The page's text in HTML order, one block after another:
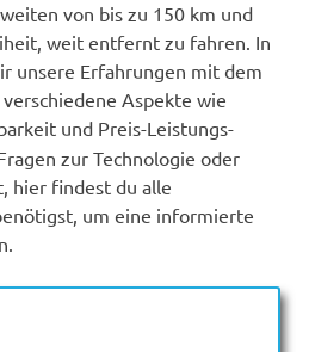
von bis zu 150 km und
weit entfernt zu fahren. In
unsere Erfahrungen mit dem
Aspekte wie
und Preis-Leistungs-
zur Technologie oder
hier findest du alle
um eine informierte